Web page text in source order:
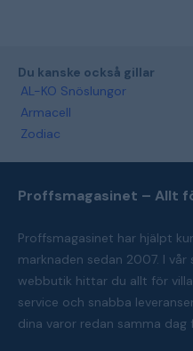
Du kanske också gillar
AL-KO Snöslungor
Armacell
Zodiac
Proffsmagasinet – Allt
Proffsmagasinet har hjälpt
marknaden sedan 2007. I
webbutik hittar du allt för
service och snabba
dina varor redan samma dag